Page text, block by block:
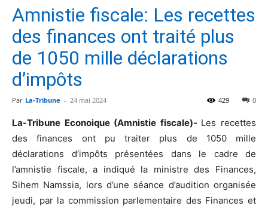
Amnistie fiscale: Les recettes
des finances ont traité plus
de 1050 mille déclarations
d’impôts
Par La-Tribune - 24 mai 2024 0
429
La-Tribune Econoique (Amnistie fiscale)- Les recettes
des finances ont pu traiter plus de 1050 mille
déclarations d’impôts présentées dans le cadre de
l’amnistie fiscale, a indiqué la ministre des Finances,
Sihem Namssia, lors d’une séance d’audition organisée
jeudi, par la commission parlementaire des Finances et